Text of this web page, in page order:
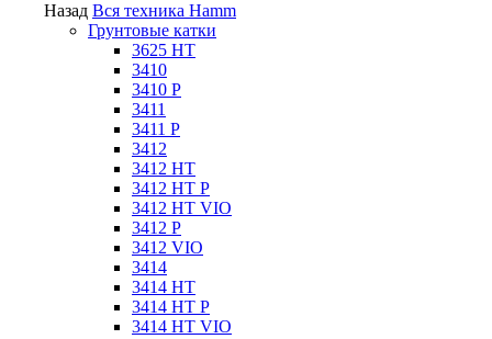
Назад Вся техника Hamm
Грунтовые катки
3625 HT
3410
3410 P
3411
3411 P
3412
3412 HT
3412 HT P
3412 HT VIO
3412 P
3412 VIO
3414
3414 HT
3414 HT P
3414 HT VIO